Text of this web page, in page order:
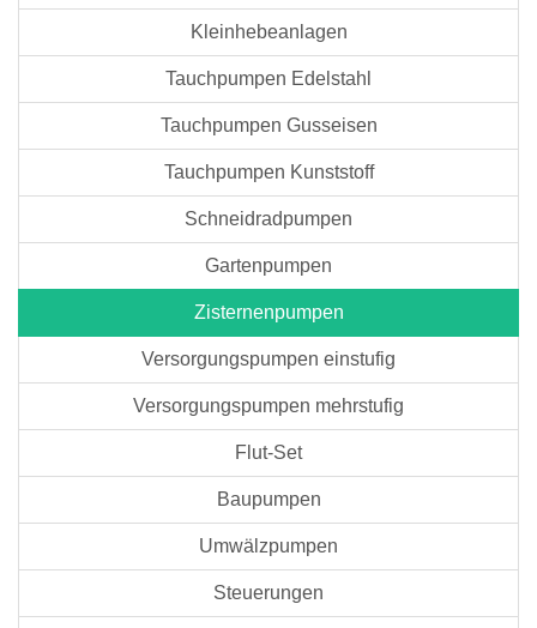
Kleinhebeanlagen
Tauchpumpen Edelstahl
Tauchpumpen Gusseisen
Tauchpumpen Kunststoff
Schneidradpumpen
Gartenpumpen
Zisternenpumpen
Versorgungspumpen einstufig
Versorgungspumpen mehrstufig
Flut-Set
Baupumpen
Umwälzpumpen
Steuerungen